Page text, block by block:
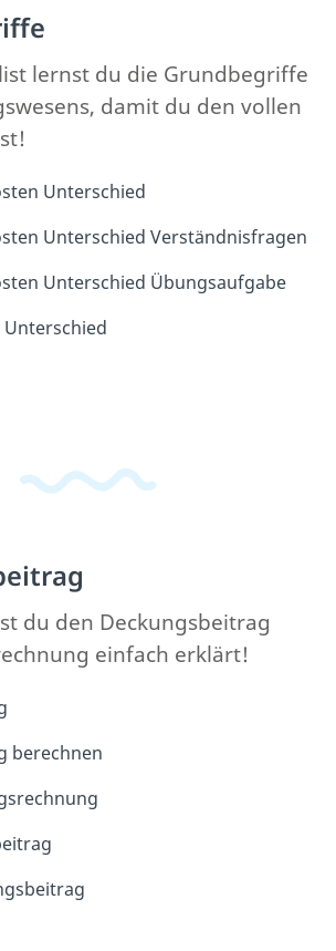
lernst du die Grundbegriffe
damit du den vollen
Unterschied
Unterschied Verständnisfragen
Unterschied Übungsaufgabe
du den Deckungsbeitrag
einfach erklärt!
berechnen